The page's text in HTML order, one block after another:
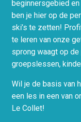
beginnersgebied
ben je hier op de
ski’s te zetten!
te leren van onze
sprong waagt op
groepslessen,
Wil je de basis van
een les in een van
Le Collet!